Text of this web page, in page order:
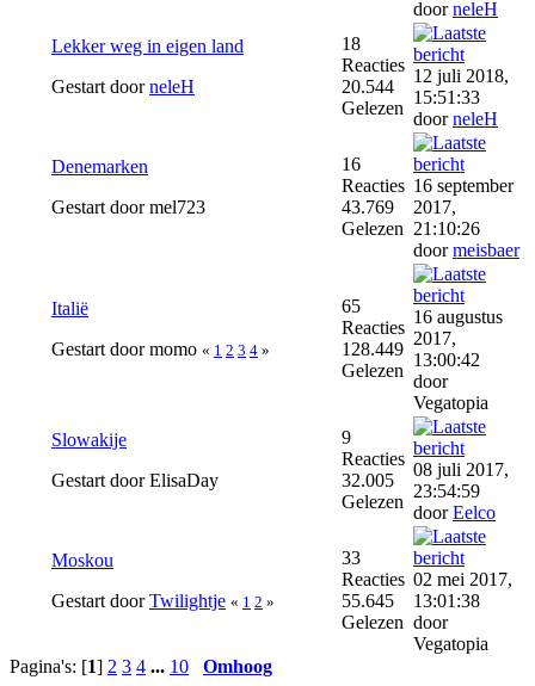
doorneleH
Lekker weg in eigen land
Gestart doorneleH
18
Reacties
20.544
Gelezen
12 juli 2018,
15:51:33
doorneleH
Denemarken
Gestart door mel723
16
Reacties
43.769
Gelezen
16 september
2017,
21:10:26
doormeisbaer
Italië
Gestart door momo « 1 2 3 4 »
65
Reacties
128.449
Gelezen
16 augustus
2017,
13:00:42
door
Vegatopia
Slowakije
Gestart door ElisaDay
9
Reacties
32.005
Gelezen
08 juli 2017,
23:54:59
doorEelco
Moskou
Gestart doorTwilightje « 1 2 »
33
Reacties
55.645
Gelezen
02 mei 2017,
13:01:38
door
Vegatopia
Pagina's: [1] 2 3 4 ... 10 Omhoog